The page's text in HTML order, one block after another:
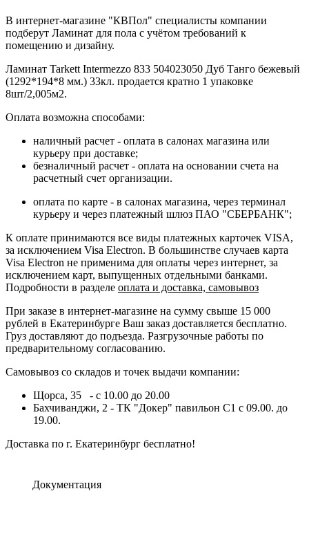
В интернет-магазине "КВПол" специалисты компании
подберут Ламинат для пола с учётом требований к
помещению и дизайну.
Ламинат Tarkett Intermezzo 833 504023050 Дуб Танго бежевый
(1292*194*8 мм.) 33кл. продается кратно 1 упаковке
8шт/2,005м2.
Оплата возможна способами:
наличный расчет - оплата в салонах магазина или
курьеру при доставке;
безналичный расчет - оплата на основании счета на
расчетный счет организации.
оплата по карте - в салонах магазина, через терминал
курьеру и через платежный шлюз ПАО "СБЕРБАНК";
К оплате принимаются все виды платежных карточек VISA,
за исключением Visa Electron. В большинстве случаев карта
Visa Electron не применима для оплаты через интернет, за
исключением карт, выпущенных отдельными банками.
Подробности в разделе оплата и доставка, самовывоз
При заказе в интернет-магазине на сумму свыше 15 000
рублей в Екатеринбурге Ваш заказ доставляется бесплатно.
Груз доставляют до подъезда. Разгрузочные работы по
предварительному согласованию.
Самовывоз со складов и точек выдачи компании:
Щорса, 35 - с 10.00 до 20.00
Бахчиванджи, 2 - ТК "Докер" павильон С1 с 09.00. до
19.00.
Доставка по г. Екатеринбург бесплатно!
Документация